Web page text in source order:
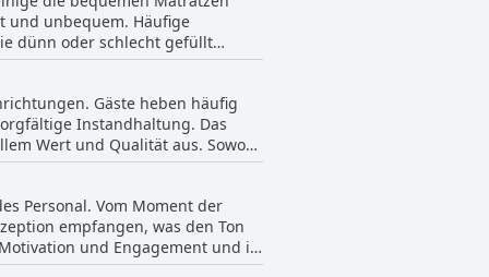
Gäste erwähnen auch die
wie Lärm von
in bestimmten Zimmern und
wurden.
insbesondere für diejenigen,
möchten. Das aufmerksame
und unbequem. Häufige
dünn oder schlecht gefüllt
für größere Personen
finden, aber
für alle Gäste verbessern.
Gäste heben häufig
Instandhaltung. Das
Wert und Qualität aus. Sowohl
gelobt. Obwohl erwähnt
die Badezimmer im Allgemeinen
und unterstreicht den Ruf
liebevoll im Detail dekoriert,
Personal. Vom Moment der
empfangen, was den Ton
und Engagement und ist